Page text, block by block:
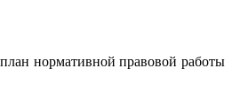
нормативной правовой работы